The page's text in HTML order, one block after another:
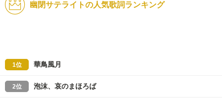
幽閉サテライトの人気歌詞ランキング
1位 華鳥風月
2位 泡沫、哀のまほろば